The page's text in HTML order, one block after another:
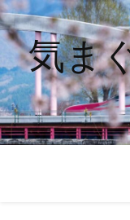
気ま